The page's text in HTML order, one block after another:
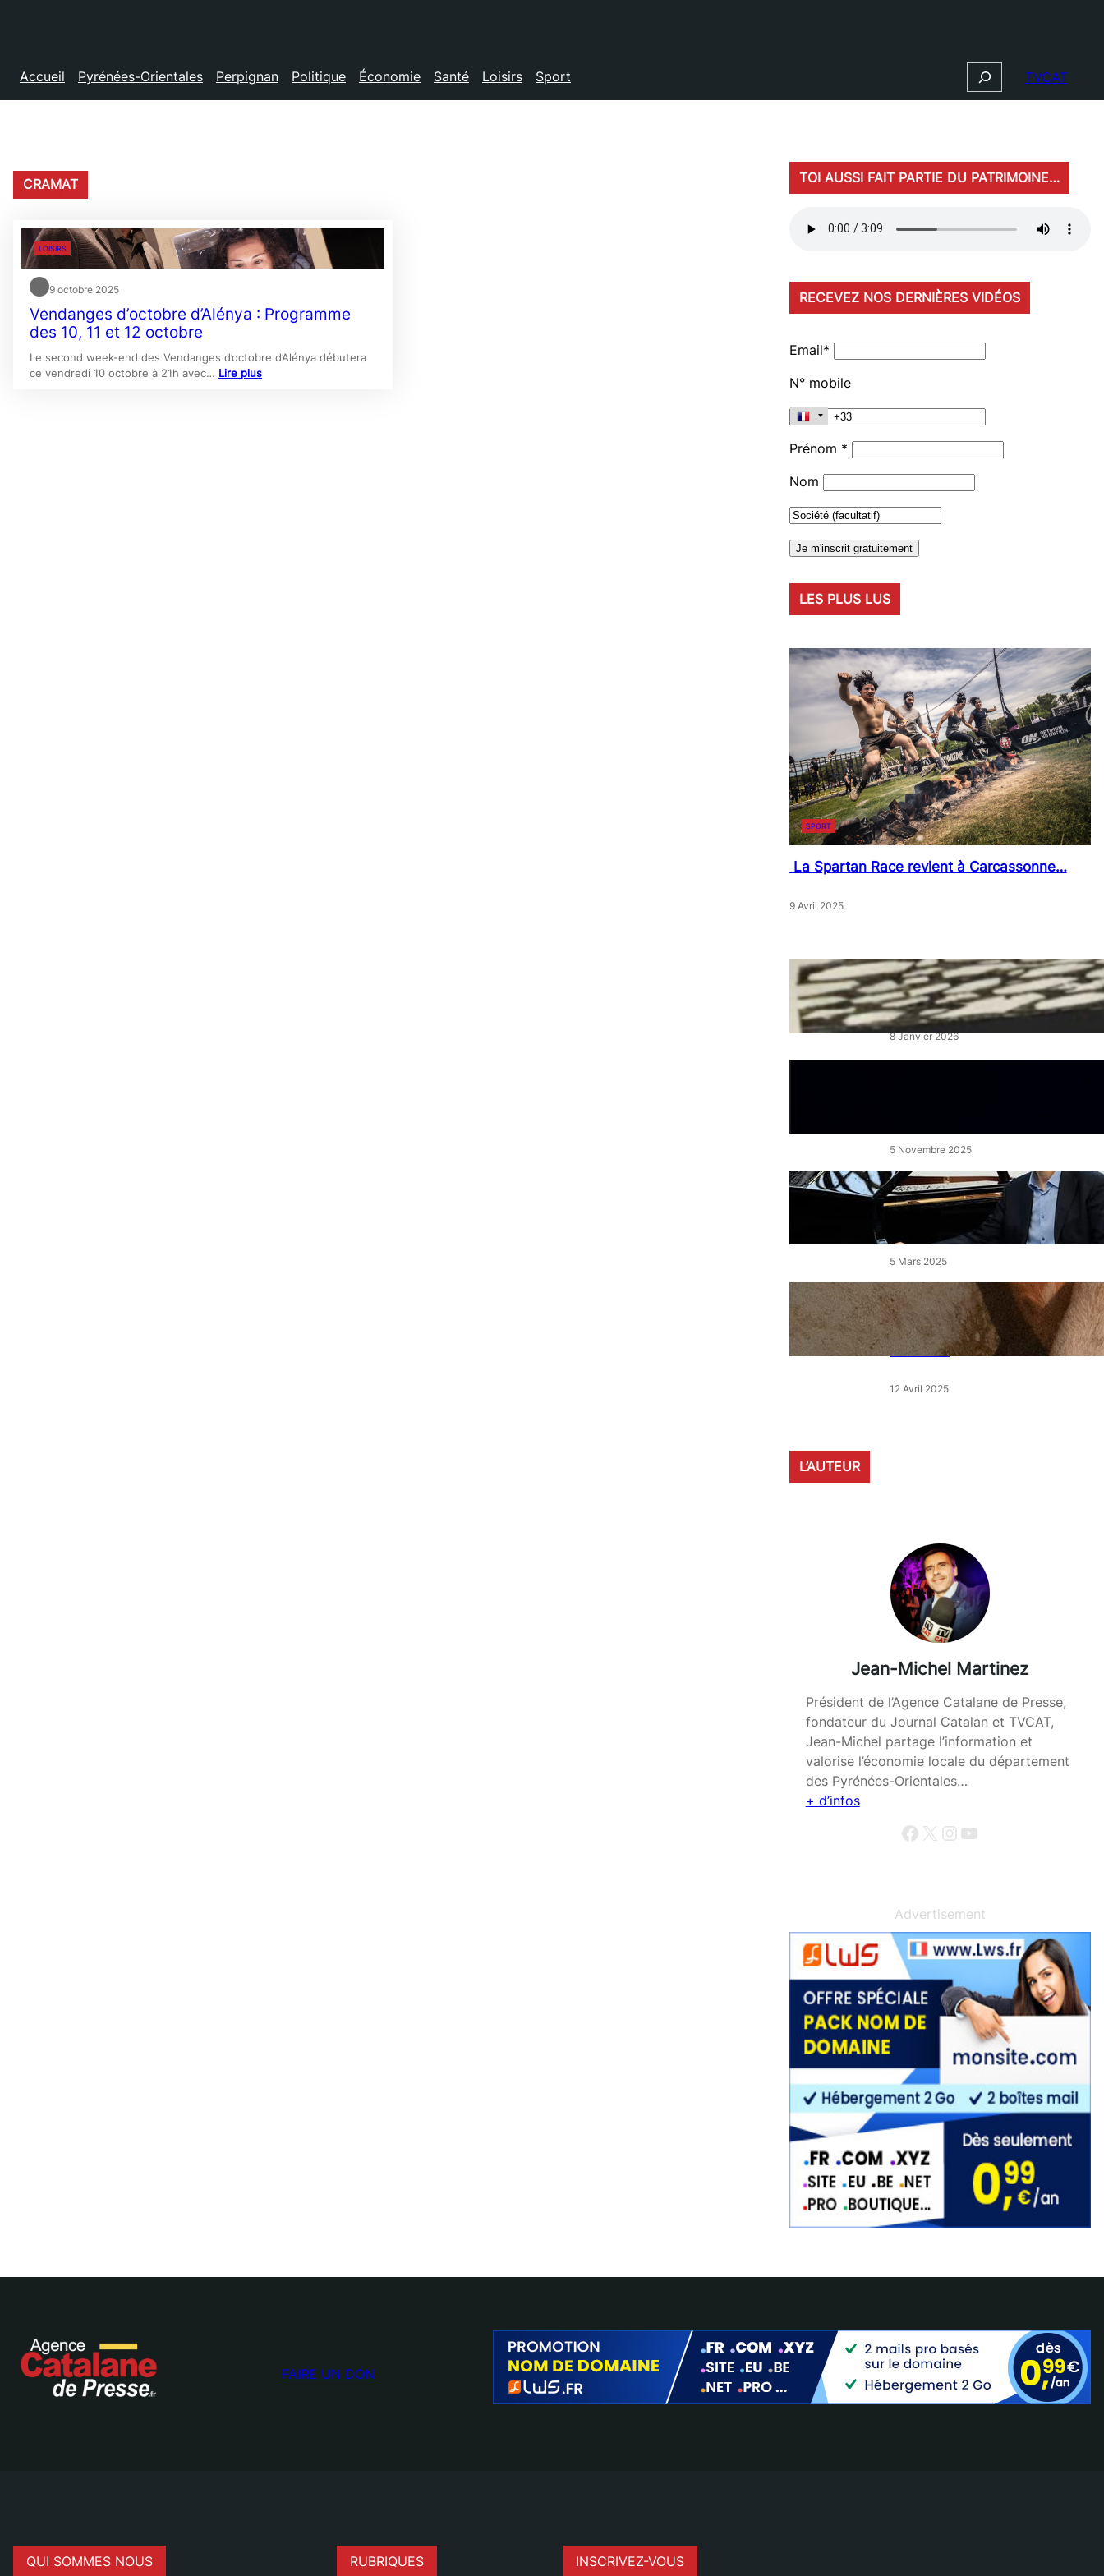
Accueil Pyrénées-Orientales Perpignan Politique Économie Santé Loisirs Sport Search TVCAT
CRAMAT
LOISIRS
9 octobre 2025
Vendanges d’octobre d’Alénya : Programme
des 10, 11 et 12 octobre
Le second week-end des Vendanges d’octobre d’Alénya débutera
ce vendredi 10 octobre à 21h avec… Lire plus
TOI AUSSI FAIT PARTIE DU PATRIMOINE…
RECEVEZ NOS DERNIÈRES VIDÉOS
Email*
N° mobile
Prénom *
Nom
LES PLUS LUS
SPORT
La Spartan Race revient à Carcassonne…
9 Avril 2025
« Artistes en Vitrine »: L’éclat
qui réveille les cœurs de ville
8 Janvier 2026
5 Novembre 2025
« Le Disciple » de Mikhaïl
Rudy à Perpignan le vendredi
5 Mars 2025
« Qui est le moins clair » : ce
samedi, 30 actions partout en
France devant les magasins
E.Leclerc
12 Avril 2025
L’AUTEUR
Jean-Michel Martinez
Président de l’Agence Catalane de Presse,
fondateur du Journal Catalan et TVCAT,
Jean-Michel partage l’information et
valorise l’économie locale du département
des Pyrénées-Orientales…
+ d’infos
Facebook X InstagramYouTube
Advertisement
FAIRE UN DON
QUI SOMMES NOUS RUBRIQUES INSCRIVEZ-VOUS